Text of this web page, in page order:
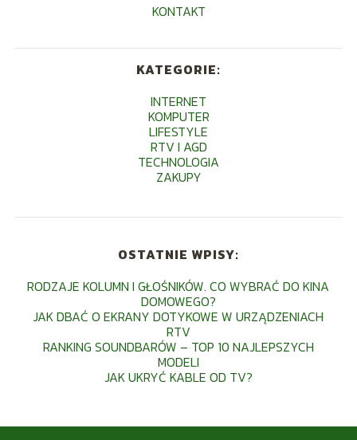
KONTAKT
KATEGORIE:
INTERNET
KOMPUTER
LIFESTYLE
RTV I AGD
TECHNOLOGIA
ZAKUPY
OSTATNIE WPISY:
RODZAJE KOLUMN I GŁOŚNIKÓW. CO WYBRAĆ DO KINA
DOMOWEGO?
JAK DBAĆ O EKRANY DOTYKOWE W URZĄDZENIACH
RTV
RANKING SOUNDBARÓW – TOP 10 NAJLEPSZYCH
MODELI
JAK UKRYĆ KABLE OD TV?